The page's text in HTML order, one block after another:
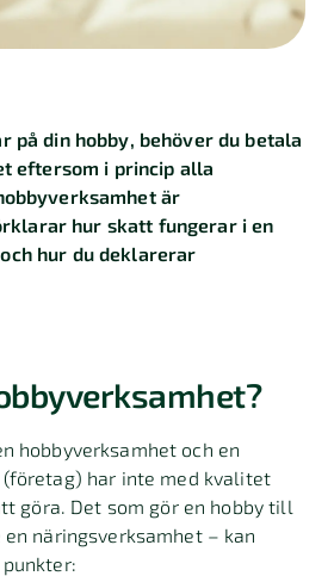
på din hobby, behöver du betala
eftersom i princip alla
är
hur skatt fungerar i en
hur du deklarerar
hobbyverksamhet och en
har inte med kvalitet
göra. Det som gör en hobby till
näringsverksamhet – kan